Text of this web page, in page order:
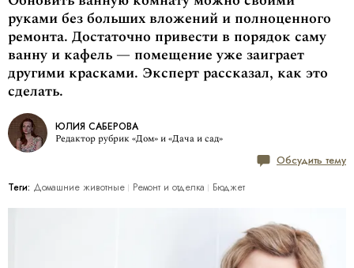
руками без больших вложений и полноценного
ремонта. Достаточно привести в порядок саму
ванну и кафель — помещение уже заиграет
другими красками. Эксперт рассказал, как это
сделать.
ЮЛИЯ САБЕРОВА
Редактор рубрик «Дом» и «Дача и сад»
Обсудить тему
Теги: Домашние животные Ремонт и отделка Бюджет